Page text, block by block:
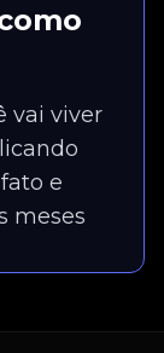
vai viver
e
meses